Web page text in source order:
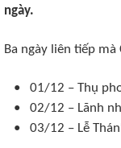
ngày.
Ba ngày liên tiếp mà
• 01/12 – Thụ
• 02/12 – Lãnh
• 03/12 – Lễ